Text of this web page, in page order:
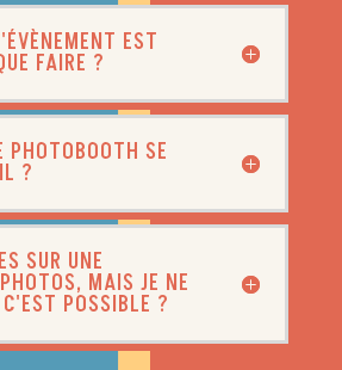
EST
FAIRE ?
PHOTOBOOTH SE
?
SUR UNE
MAIS JE NE
POSSIBLE ?